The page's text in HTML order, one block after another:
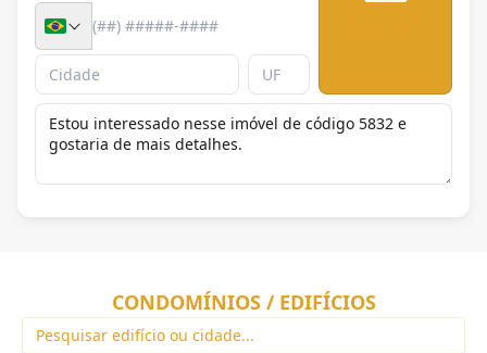
CONDOMÍNIOS / EDIFÍCIOS